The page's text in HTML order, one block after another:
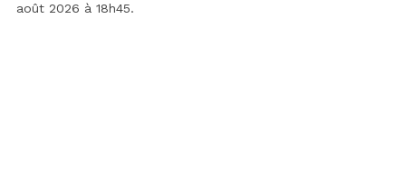
août 2026 à 18h45.